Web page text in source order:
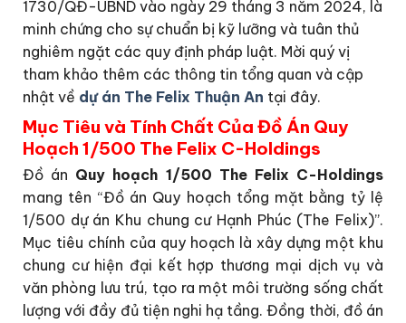
1730/QĐ-UBND vào ngày 29 tháng 3 năm 2024, là
minh chứng cho sự chuẩn bị kỹ lưỡng và tuân thủ
nghiêm ngặt các quy định pháp luật. Mời quý vị
tham khảo thêm các thông tin tổng quan và cập
nhật về dự án The Felix Thuận An tại đây.
Mục Tiêu và Tính Chất Của Đồ Án Quy
Hoạch 1/500 The Felix C-Holdings
Đồ án Quy hoạch 1/500 The Felix C-Holdings
mang tên “Đồ án Quy hoạch tổng mặt bằng tỷ lệ
1/500 dự án Khu chung cư Hạnh Phúc (The Felix)”.
Mục tiêu chính của quy hoạch là xây dựng một khu
chung cư hiện đại kết hợp thương mại dịch vụ và
văn phòng lưu trú, tạo ra một môi trường sống chất
lượng với đầy đủ tiện nghi hạ tầng. Đồng thời, đồ án